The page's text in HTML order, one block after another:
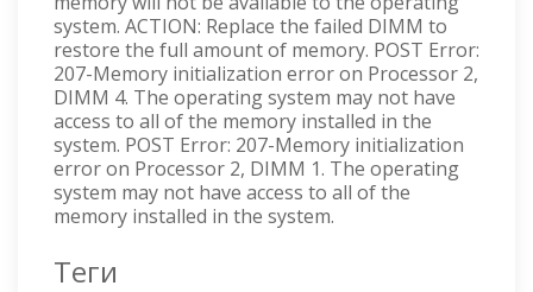
system. ACTION: Replace the failed DIMM to
restore the full amount of memory. POST Error:
207-Memory initialization error on Processor 2,
DIMM 4. The operating system may not have
access to all of the memory installed in the
system. POST Error: 207-Memory initialization
error on Processor 2, DIMM 1. The operating
system may not have access to all of the
memory installed in the system.
Теги